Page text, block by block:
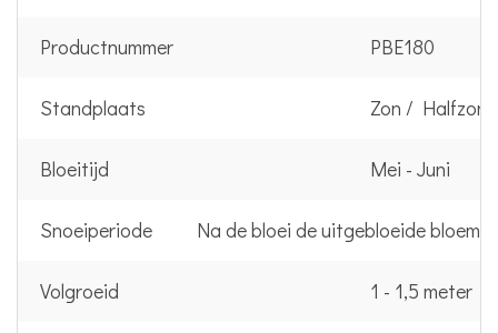
Productnummer PBE180
Standplaats Zon / Halfzon
Bloeitijd Mei - Juni
Snoeiperiode Na de bloei de uitgebloeide
Volgroeid 1 - 1,5 meter